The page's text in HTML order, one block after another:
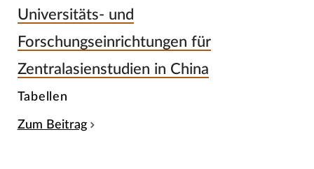
Universitäts- und
Forschungseinrichtungen für
Zentralasienstudien in China
Tabellen
Zum Beitrag